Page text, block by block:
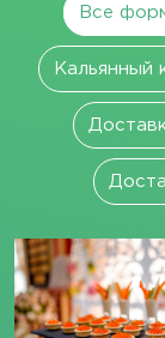
Все
Кальянный